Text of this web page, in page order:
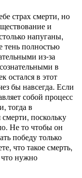
страх смерти, но
и
напуганы,
тень полностью
из-за
в
остался в этот
бы навсегда. Если
собой процесс
тогда в
поскольку
Не то чтобы он
победу только
что такое смерть,
что нужно